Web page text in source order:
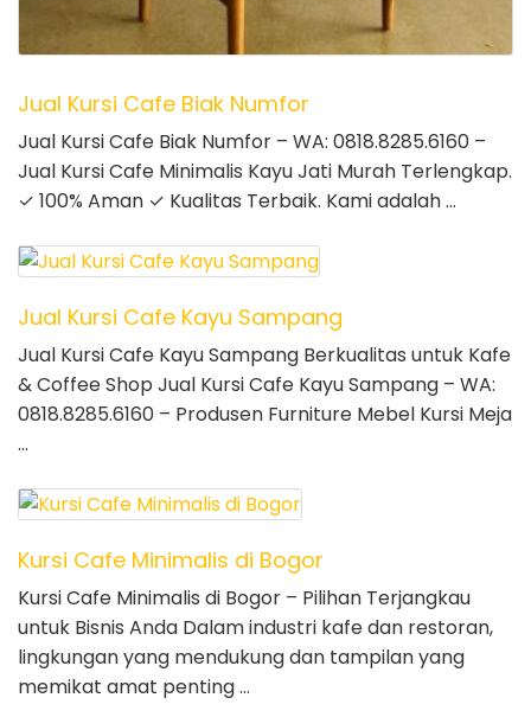
Jual Kursi Cafe Biak Numfor
Jual Kursi Cafe Biak Numfor – WA: 0818.8285.6160 –
Jual Kursi Cafe Minimalis Kayu Jati Murah Terlengkap.
✓ 100% Aman ✓ Kualitas Terbaik. Kami adalah …
Jual Kursi Cafe Kayu Sampang
Jual Kursi Cafe Kayu Sampang Berkualitas untuk Kafe
& Coffee Shop Jual Kursi Cafe Kayu Sampang – WA:
0818.8285.6160 – Produsen Furniture Mebel Kursi Meja
…
Kursi Cafe Minimalis di Bogor
Kursi Cafe Minimalis di Bogor – Pilihan Terjangkau
untuk Bisnis Anda Dalam industri kafe dan restoran,
lingkungan yang mendukung dan tampilan yang
memikat amat penting …